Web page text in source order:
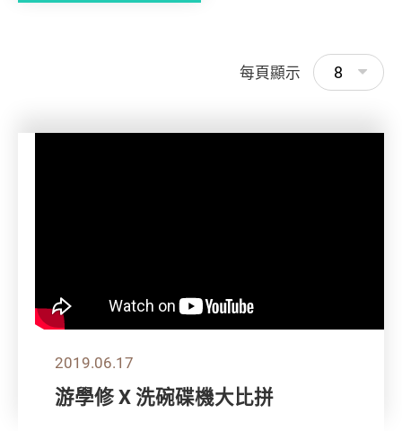
每頁顯示 8
2019.06.17
游學修 X 洗碗碟機大比拼